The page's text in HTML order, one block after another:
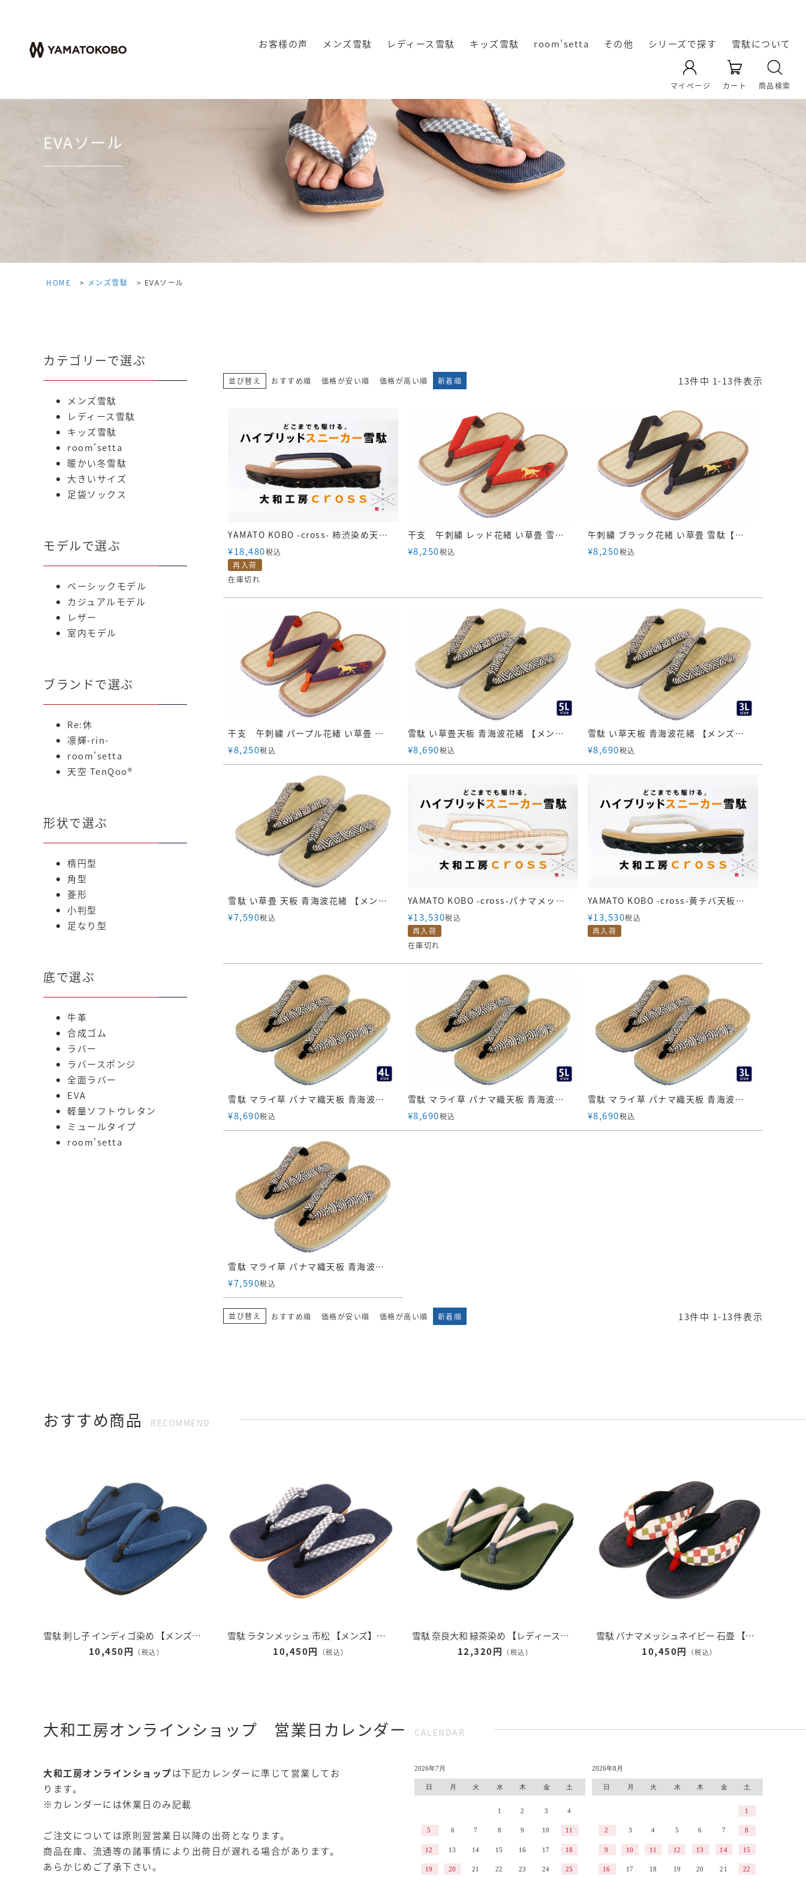
お客様の声 メンズ雪駄 レディース雪駄 キッズ雪駄 room’setta その他 シリーズで探す
Re:休
Rekyu
凛輝-rin-
レザー雪駄
暖かい冬雪駄
YAMATO KOBO -cross-
天空 TenQoo®
雪駄について
奈良の雪
駄
雪駄の起
源
雪駄の生
産
オリジナ
ル雪駄
雪駄の履
き方・選
雪駄の素
材｜い草
雪駄の素
材｜雪
マイページ カート 商品検索
EVAソール
HOME メンズ雪駄 EVAソール
並び替え おすすめ順 価格が安い順 価格が高い順 新着順 13件中 1-13件表示
YAMATO KOBO -cross- 柿渋染め天板 紙布紺花緒 黒ソール｜YC10（KAKISHIBU）
¥18,480税込
再入荷
在庫切れ
干支 午刺繍 レッド花緒 い草畳 雪駄【メンズ】｜H61 赤
¥8,250税込
午刺繍 ブラック花緒 い草畳 雪駄【メンズ】｜H61 黒
¥8,250税込
干支 午刺繍 パープル花緒 い草畳 雪駄【メンズ】｜H61 紫
¥8,250税込
雪駄 い草畳天板 青海波花緒 【メンズ】｜H626-5L
¥8,690税込
雪駄 い草天板 青海波花緒 【メンズ】｜H626-3L
¥8,690税込
雪駄 い草畳 天板 青海波花緒 【メンズ】｜H626
¥7,590税込
YAMATO KOBO -cross-パナマメッシュ生成天板 白花緒 白ソール｜YC09 PANAMA
¥13,530税込
再入荷
在庫切れ
YAMATO KOBO -cross-黄チバ天板 白花緒 黒ソール｜YC07 TIBA
¥13,530税込
再入荷
雪駄 マライ草 パナマ織天板 青海波花緒 【メンズ】｜H826-4L
¥8,690税込
雪駄 マライ草 パナマ織天板 青海波花緒 【メンズ】｜H826-5L
¥8,690税込
雪駄 マライ草 パナマ織天板 青海波花緒 【メンズ】｜H826-3L
¥8,690税込
雪駄 マライ草 パナマ織天板 青海波花緒 【メンズ】｜H826
¥7,590税込
並び替え おすすめ順 価格が安い順 価格が高い順 新着順 13件中 1-13件表示
カテゴリーで選ぶ
メンズ雪駄
レディース雪駄
キッズ雪駄
room’setta
暖かい冬雪駄
大きいサイズ
足袋ソックス
モデルで選ぶ
ベーシックモデル
カジュアルモデル
レザー
室内モデル
ブランドで選ぶ
Re:休
凛輝-rin-
room’setta
天空 TenQoo®
形状で選ぶ
楕円型
角型
菱形
小判型
足なり型
底で選ぶ
牛革
合成ゴム
ラバー
ラバースポンジ
全面ラバー
EVA
軽量ソフトウレタン
ミュールタイプ
room'setta
おすすめ商品 RECOMMEND
雪駄 刺し子 インディゴ染め 【メンズ】｜H5600
10,450円 （税込）
雪駄 ラタンメッシュ 市松 【メンズ】｜H525｜ネイビー
10,450円
（税込）
雪駄 奈良大和 緑茶染め 【レディース】｜R1162
12,320円 （税込）
雪駄 パナマメッシュネイビー 石畳 【レディース】｜R257
10,450円
（税込）
大和工房オンラインショップ 営業日カレンダー CALENDAR
大和工房オンラインショップは下記カレンダーに準じて営業してお
ります。
※カレンダーには休業日のみ記載
ご注文については原則翌営業日以降の出荷となります。
商品在庫、流通等の諸事情により出荷日が遅れる場合があります。
あらかじめご了承下さい。